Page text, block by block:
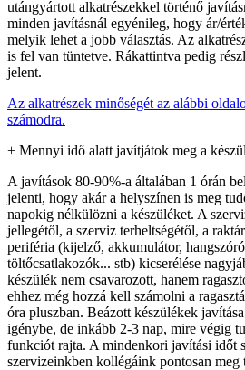
utángyártott alkatrészekkel történő
minden javításnál egyénileg, hogy ár/
melyik lehet a jobb választás. Az
is fel van tüntetve. Rákattintva pedig
jelent.
Az alkatrészek minőségét az alábbi
számodra.
+ Mennyi idő alatt javítjátok meg a
A javítások 80-90%-a általában 1 órán
jelenti, hogy akár a helyszínen is meg
napokig nélkülözni a készüléket. A
jellegétől, a szerviz terheltségétől, a
periféria (kijelző, akkumulátor,
töltőcsatlakozók... stb) kicserélése
készülék nem csavarozott, hanem
ehhez még hozzá kell számolni a
óra pluszban. Beázott készülékek
igénybe, de inkább 2-3 nap, mire végig
funkciót rajta. A mindenkori javítási időt
szervizeinkben kollégáink pontosan meg